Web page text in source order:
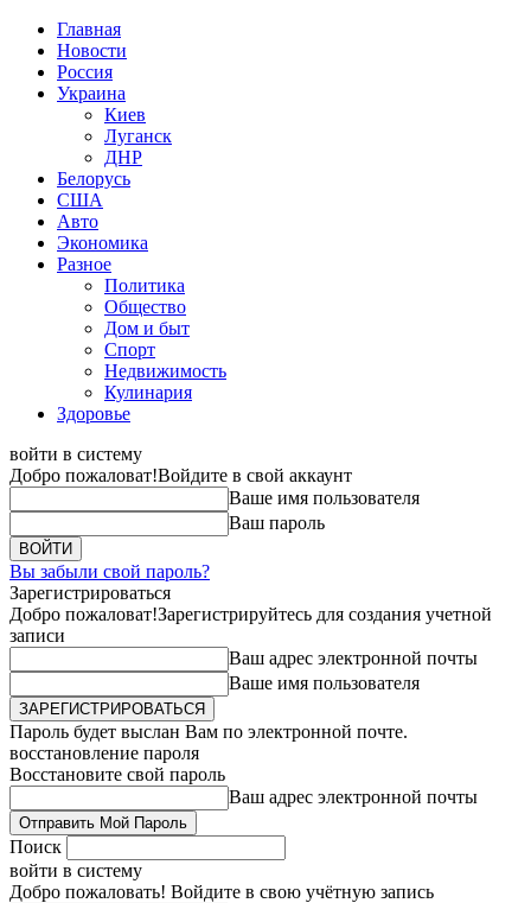
Главная
Новости
Россия
Украина
Киев
Луганск
ДНР
Белорусь
США
Авто
Экономика
Разное
Политика
Общество
Дом и быт
Спорт
Недвижимость
Кулинария
Здоровье
войти в систему
Добро пожаловат!Войдите в свой аккаунт
Ваше имя пользователя
Ваш пароль
Вы забыли свой пароль?
Зарегистрироваться
Добро пожаловат!Зарегистрируйтесь для создания учетной
записи
Ваш адрес электронной почты
Ваше имя пользователя
Пароль будет выслан Вам по электронной почте.
восстановление пароля
Восстановите свой пароль
Ваш адрес электронной почты
Поиск
войти в систему
Добро пожаловать! Войдите в свою учётную запись